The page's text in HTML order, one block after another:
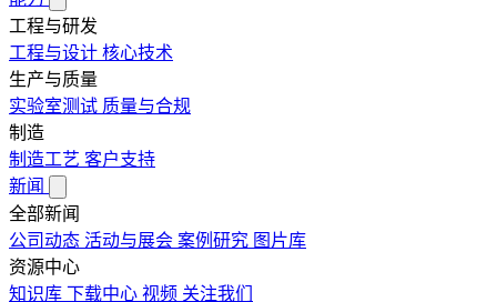
工程与研发
工程与设计 核心技术
生产与质量
实验室测试 质量与合规
制造
制造工艺 客户支持
新闻
全部新闻
公司动态 活动与展会 案例研究 图片库
资源中心
知识库 下载中心 视频 关注我们